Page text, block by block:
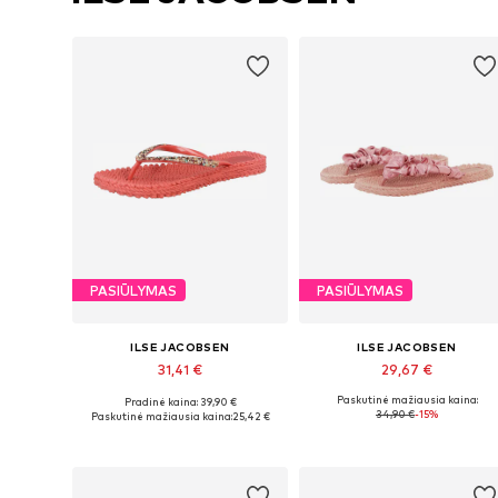
PASIŪLYMAS
ILSE JACOBSEN
31,41 €
Yra daugybė dydžių
Pradinė kaina: 39,90 €
Paskutinė mažiausia kaina:25,42 €
PASIŪLYMAS
ILSE JACOBSEN
29,67 €
Galimi dydžiai: 37, 38, 39, 40, 41
Paskutinė mažiausia kaina:
34,90 €-15%